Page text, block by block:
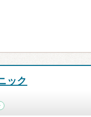
ック